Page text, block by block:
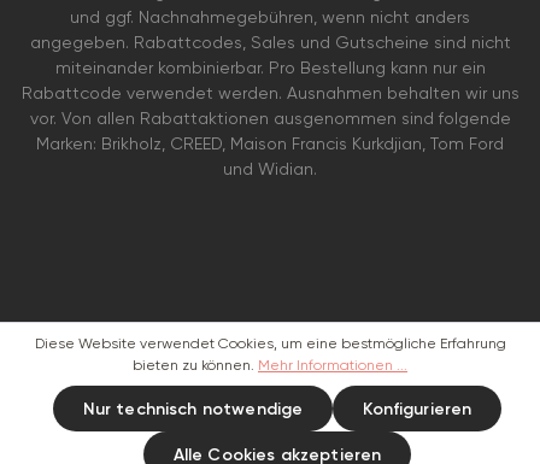
und ggf. Nachnahmegebühren, wenn nicht anders
angegeben. Rabattcodes, Sales und Gutscheine sind nicht
miteinander kombinierbar. Pro Bestellung kann nur ein
Rabattcode verwendet werden. Ausnahmen behalten wir uns
vor. Von allen Rabattaktionen ausgenommen sind folgende
Marken: Brikholz, CREED, Maison Francis Kurkdjian, Tom Ford
und Widian.
Diese Website verwendet Cookies, um eine bestmögliche Erfahrung
bieten zu können. Mehr Informationen ...
Nur technisch notwendige Konfigurieren
Alle Cookies akzeptieren